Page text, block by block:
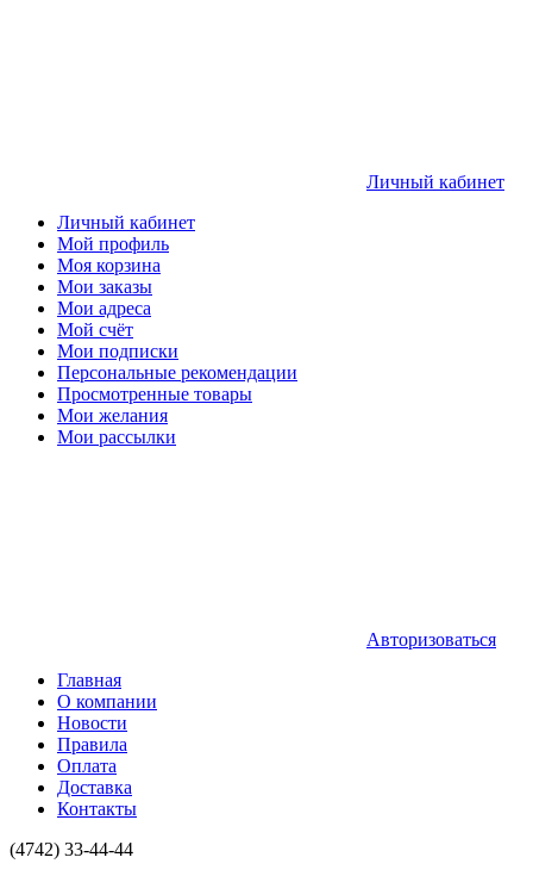
Личный кабинет
Личный кабинет
Мой профиль
Моя корзина
Мои заказы
Мои адреса
Мой счёт
Мои подписки
Персональные рекомендации
Просмотренные товары
Мои желания
Мои рассылки
Авторизоваться
Главная
О компании
Новости
Правила
Оплата
Доставка
Контакты
(4742) 33-44-44